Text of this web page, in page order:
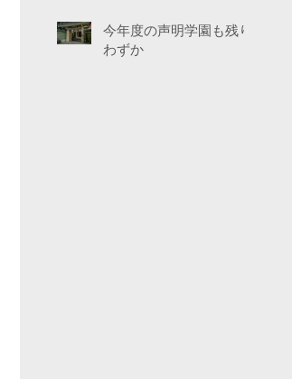
今年度の声明学園も残り
わずか